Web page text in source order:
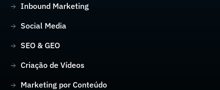
Inbound Marketing
Social Media
SEO & GEO
Criação de Vídeos
Marketing por Conteúdo